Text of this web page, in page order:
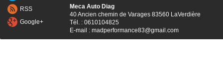
RSS
Google+
Meca Auto Diag
40 Ancien chemin de Varages 83560 LaVerdière
Tél. : 0610104825
E-mail : madperformance83@gmail.com